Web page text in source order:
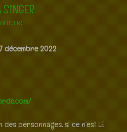
SINGER
ARTICLES
décembre 2022
des personnages, si ce n’est LE